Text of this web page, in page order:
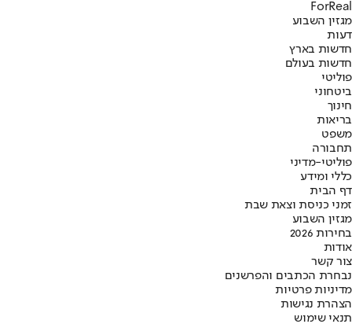
ForReal
מגזין השבוע
דעות
חדשות בארץ
חדשות בעולם
פוליטי
ביטחוני
חינוך
בריאות
משפט
תחבורה
פוליטי-מדיני
כללי ומידע
דף הבית
זמני כניסת וצאת שבת
מגזין השבוע
בחירות 2026
אודות
צור קשר
נבחרת הכתבים והפרשנים
מדיניות פרטיות
הצהרת נגישות
תנאי שימוש